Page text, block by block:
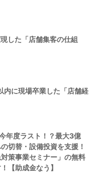
した「店舗集客の仕組
内に現場卒業した「店舗経
年度ラスト！？最大3億
切替・設備投資を支援！
策事業セミナー」の無料
【助成金なう】